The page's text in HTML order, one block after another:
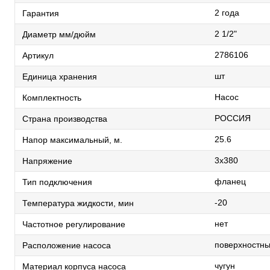
Гарантия 2 года
Диаметр мм/дюйм 2 1/2"
Артикул 2786106
Единица хранения шт
Комплектность Насос
Страна производства РОССИЯ
Напор максимальный, м. 25.6
Напряжение 3х380
Тип подключения фланец
Температура жидкости, мин -20
Частотное регулирование нет
Расположение насоса
Материал корпуса насоса чугун